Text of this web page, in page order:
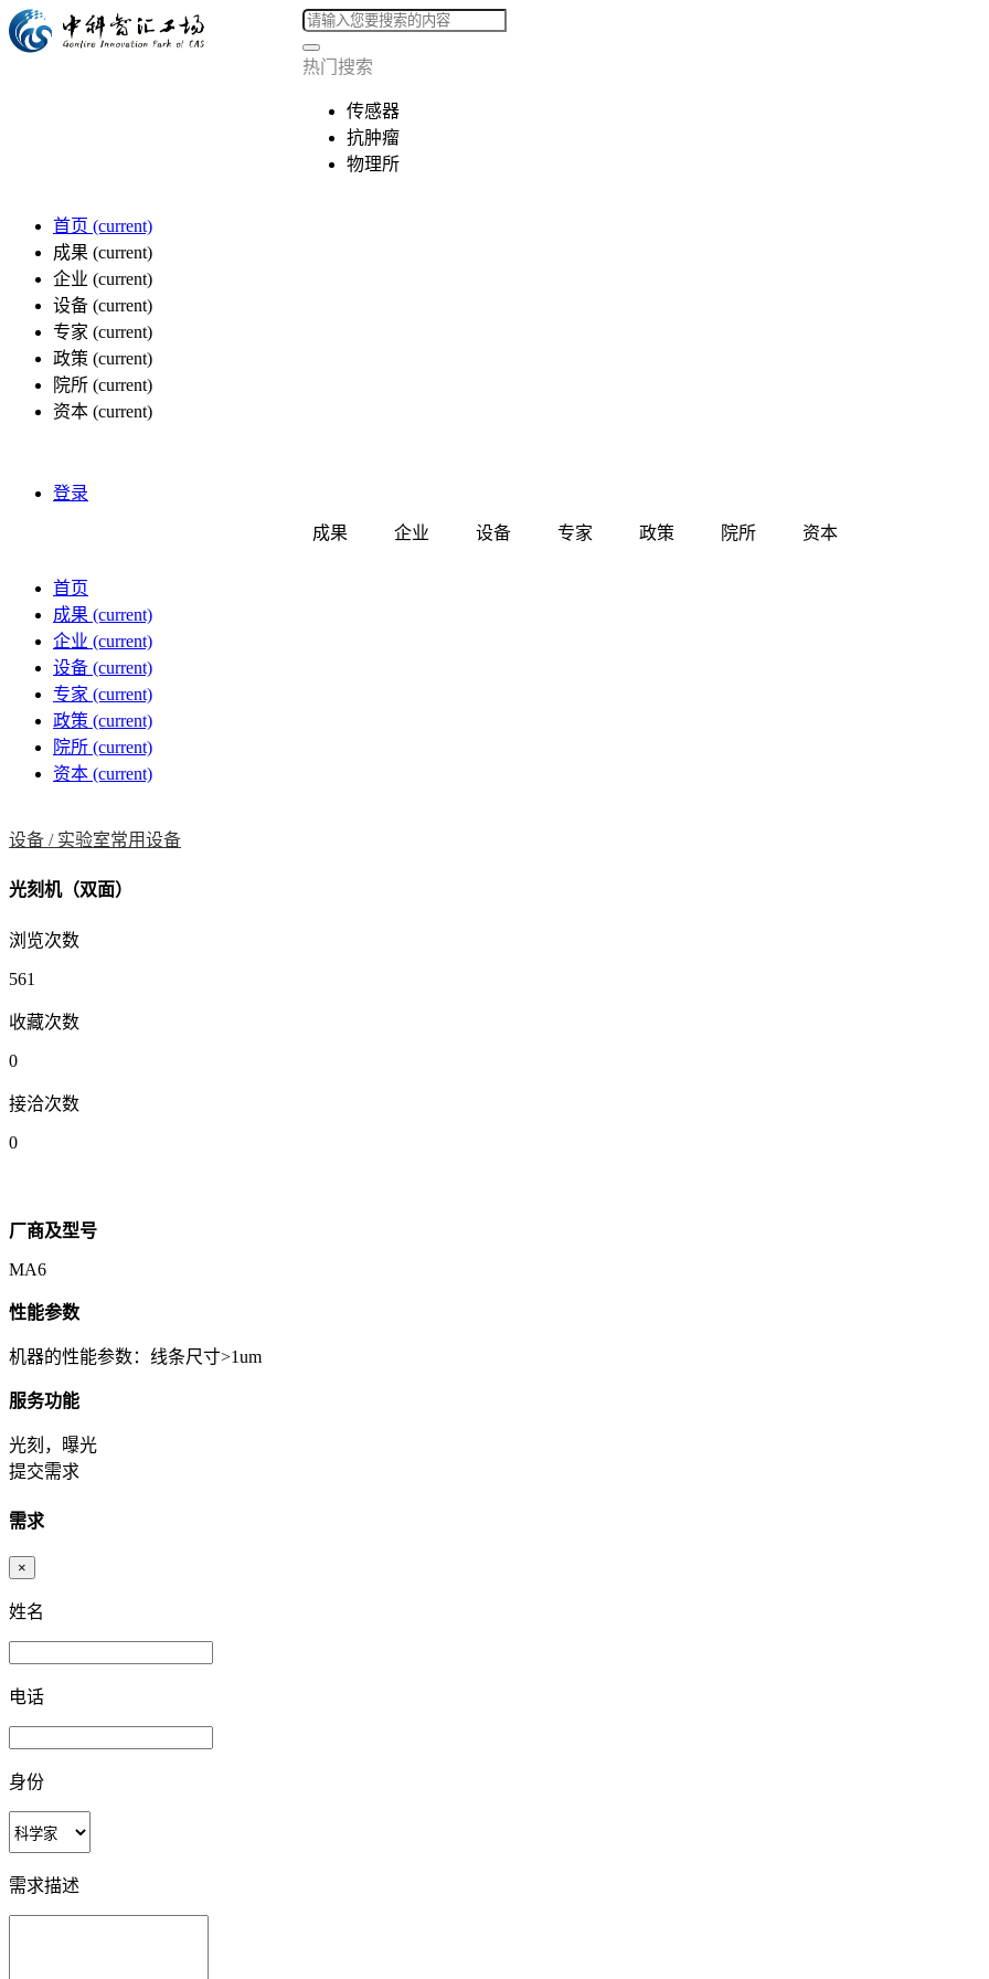
热门搜索
传感器
抗肿瘤
物理所
首页 (current)
成果 (current)
企业 (current)
设备 (current)
专家 (current)
政策 (current)
院所 (current)
资本 (current)
登录
成果 企业 设备 专家 政策 院所 资本
首页
成果 (current)
企业 (current)
设备 (current)
专家 (current)
政策 (current)
院所 (current)
资本 (current)
设备 / 实验室常用设备
光刻机（双面）
浏览次数
561
收藏次数
0
接洽次数
0
厂商及型号
MA6
性能参数
机器的性能参数：线条尺寸>1um
服务功能
光刻，曝光
提交需求
需求
×
姓名
电话
身份
需求描述